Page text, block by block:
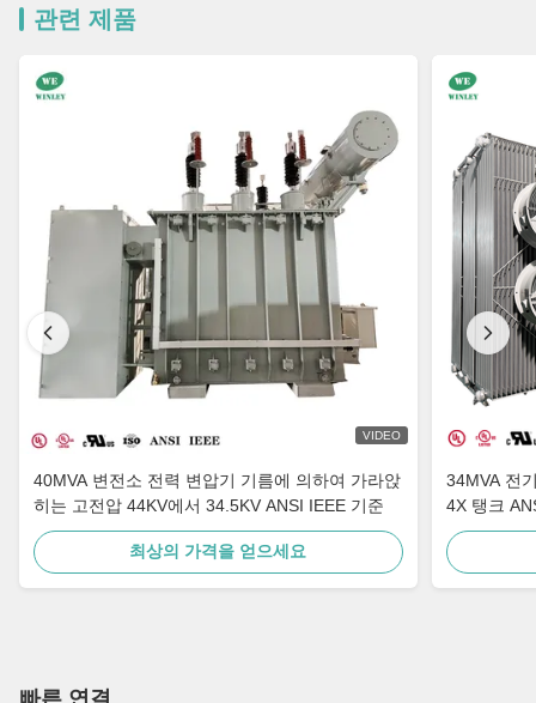
관련 제품
VIDEO
40MVA 변전소 전력 변압기 기름에 의하여 가라앉
히는 고전압 44KV에서 34.5KV ANSI IEEE 기준
최상의 가격을 얻으세요
34MVA 전
4X 탱크
빠른 연결